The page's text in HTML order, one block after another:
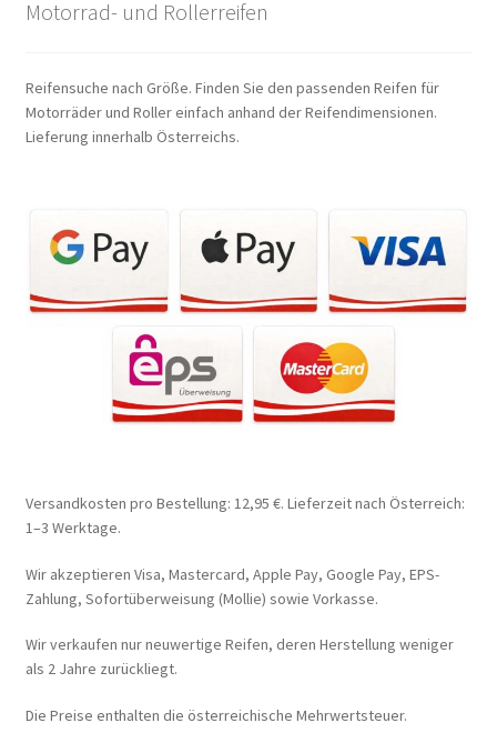
Motorrad- und Rollerreifen
Reifensuche nach Größe. Finden Sie den passenden Reifen für
Motorräder und Roller einfach anhand der Reifendimensionen.
Lieferung innerhalb Österreichs.
Versandkosten pro Bestellung: 12,95 €. Lieferzeit nach Österreich:
1–3 Werktage.
Wir akzeptieren Visa, Mastercard, Apple Pay, Google Pay, EPS-
Zahlung, Sofortüberweisung (Mollie) sowie Vorkasse.
Wir verkaufen nur neuwertige Reifen, deren Herstellung weniger
als 2 Jahre zurückliegt.
Die Preise enthalten die österreichische Mehrwertsteuer.